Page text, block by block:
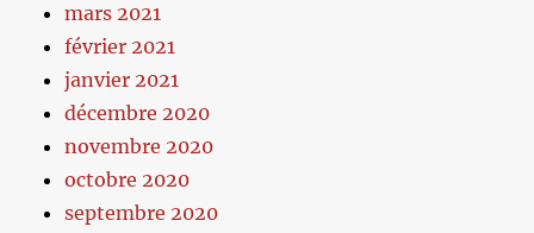
mars 2021
février 2021
janvier 2021
décembre 2020
novembre 2020
octobre 2020
septembre 2020